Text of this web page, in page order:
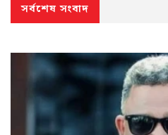
সর্বশেষ সংবাদ